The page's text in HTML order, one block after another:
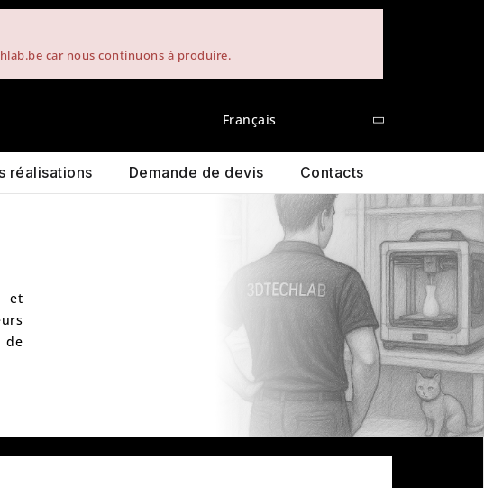
car nous continuons à produire.
Français
réalisations Demande de devis Contacts
et
de